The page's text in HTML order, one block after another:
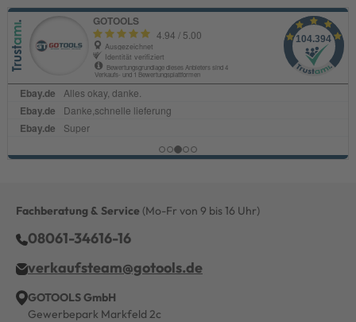
Fachberatung & Service (Mo-Fr von 9 bis 16 Uhr)
08061-34616-16
verkaufsteam@gotools.de
GOTOOLS GmbH
Gewerbepark Markfeld 2c